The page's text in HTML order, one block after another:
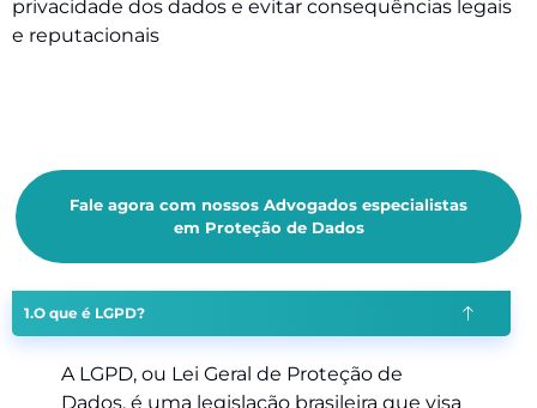
privacidade dos dados e evitar consequências legais
e reputacionais
Fale agora com nossos Advogados especialistas
em Proteção de Dados
O que é LGPD?
A LGPD, ou Lei Geral de Proteção de
Dados, é uma legislação brasileira que visa